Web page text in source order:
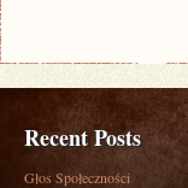
Recent Posts
Głos Społeczności